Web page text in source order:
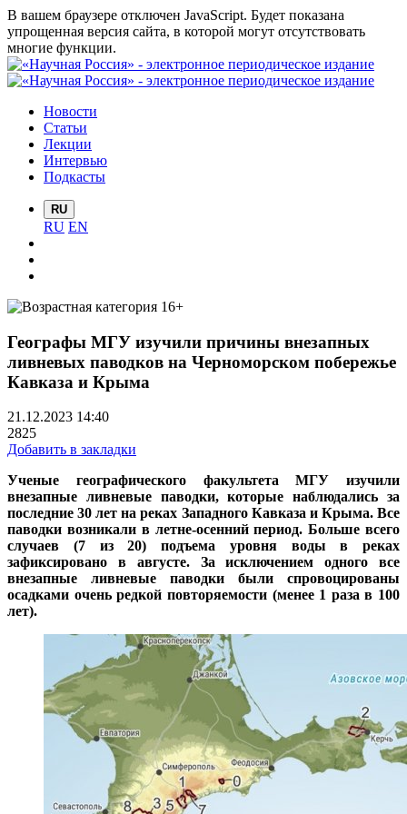
В вашем браузере отключен JavaScript. Будет показана
упрощенная версия сайта, в которой могут отсутствовать
многие функции.
Новости
Статьи
Лекции
Интервью
Подкасты
RU
RU EN
Географы МГУ изучили причины внезапных
ливневых паводков на Черноморском побережье
Кавказа и Крыма
21.12.2023 14:40
2825
Добавить в закладки
Ученые географического факультета МГУ изучили
внезапные ливневые паводки, которые наблюдались за
последние 30 лет на реках Западного Кавказа и Крыма. Все
паводки возникали в летне-осенний период. Больше всего
случаев (7 из 20) подъема уровня воды в реках
зафиксировано в августе. За исключением одного все
внезапные ливневые паводки были спровоцированы
осадками очень редкой повторяемости (менее 1 раза в 100
лет).